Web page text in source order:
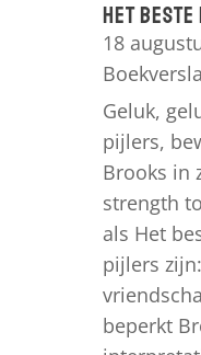
Het beste
18
Geluk,
pijlers,
Brooks in
strength
als Het
pijlers
beperkt